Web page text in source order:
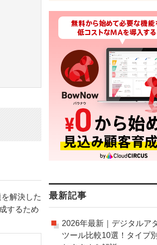
解決した
するため
最新記事
2026年最新｜デジタルア
ツール比較10選！タイプ